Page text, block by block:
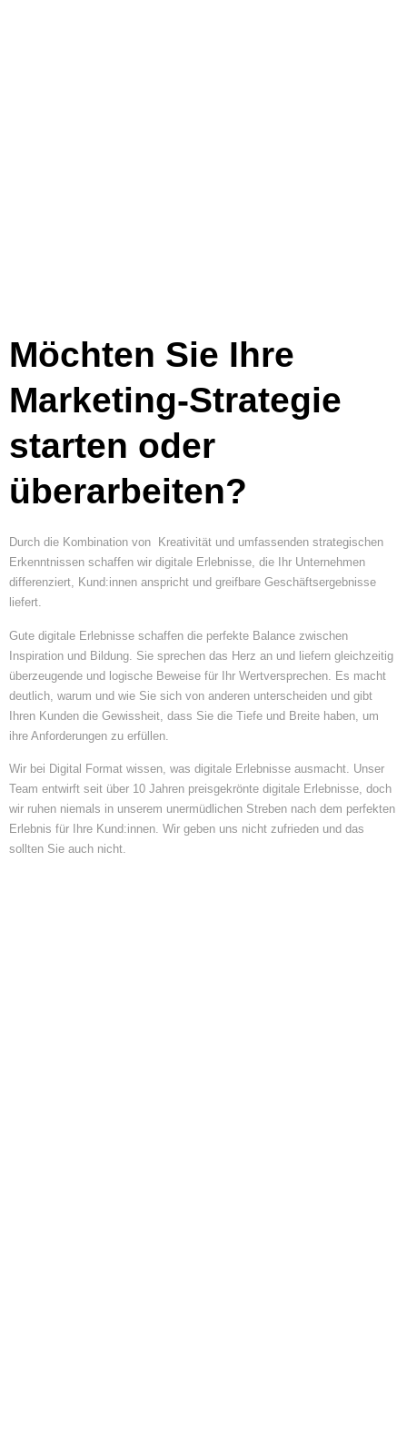
Möchten Sie Ihre
Marketing-Strategie
starten oder
überarbeiten?
Durch die Kombination von Kreativität und umfassenden strategischen
Erkenntnissen schaffen wir digitale Erlebnisse, die Ihr Unternehmen
differenziert, Kund:innen anspricht und greifbare Geschäftsergebnisse
liefert.
Gute digitale Erlebnisse schaffen die perfekte Balance zwischen
Inspiration und Bildung. Sie sprechen das Herz an und liefern gleichzeitig
überzeugende und logische Beweise für Ihr Wertversprechen. Es macht
deutlich, warum und wie Sie sich von anderen unterscheiden und gibt
Ihren Kunden die Gewissheit, dass Sie die Tiefe und Breite haben, um
ihre Anforderungen zu erfüllen.
Wir bei Digital Format wissen, was digitale Erlebnisse ausmacht. Unser
Team entwirft seit über 10 Jahren preisgekrönte digitale Erlebnisse, doch
wir ruhen niemals in unserem unermüdlichen Streben nach dem perfekten
Erlebnis für Ihre Kund:innen. Wir geben uns nicht zufrieden und das
sollten Sie auch nicht.